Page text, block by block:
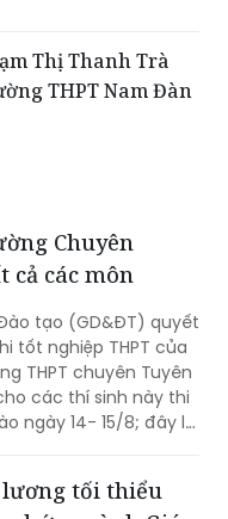
Thị Thanh Trà
THPT Nam Đàn
Chuyên
cả các môn
tạo (GD&ĐT) quyết
tốt nghiệp THPT của
THPT chuyên Tuyên
các thí sinh này thi
ngày 14- 15/8; đây là
Công an thông tin liên
lương tối thiểu